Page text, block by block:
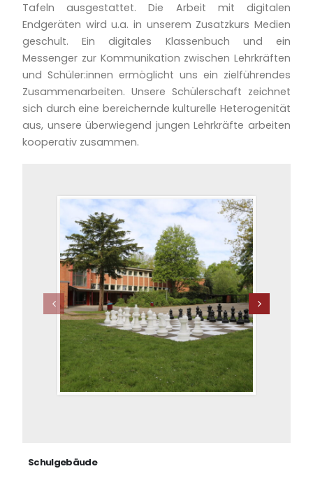
Tafeln ausgestattet. Die Arbeit mit digitalen
Endgeräten wird u.a. in unserem Zusatzkurs Medien
geschult. Ein digitales Klassenbuch und ein
Messenger zur Kommunikation zwischen Lehrkräften
und Schüler:innen ermöglicht uns ein zielführendes
Zusammenarbeiten. Unsere Schülerschaft zeichnet
sich durch eine bereichernde kulturelle Heterogenität
aus, unsere überwiegend jungen Lehrkräfte arbeiten
kooperativ zusammen.
Schulgebäude